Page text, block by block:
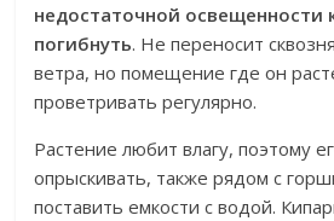
недостаточной освещенности
погибнуть. Не переносит
ветра, но помещение где он
проветривать регулярно.
Растение любит влагу, поэтому
опрыскивать, также рядом с
поставить емкости с водой.